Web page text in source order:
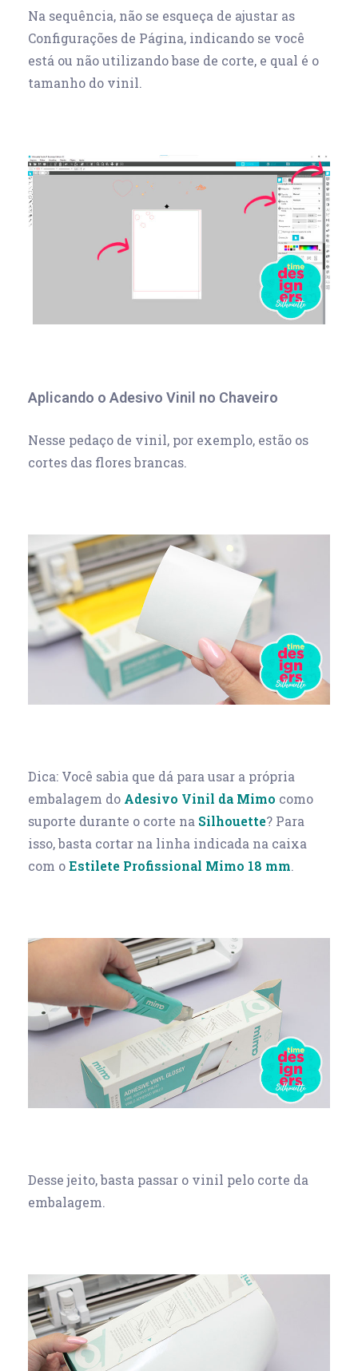
Na sequência, não se esqueça de ajustar as
Configurações de Página, indicando se você
está ou não utilizando base de corte, e qual é o
tamanho do vinil.
Aplicando o Adesivo Vinil no Chaveiro
Nesse pedaço de vinil, por exemplo, estão os
cortes das flores brancas.
Dica: Você sabia que dá para usar a própria
embalagem do Adesivo Vinil da Mimo como
suporte durante o corte na Silhouette? Para
isso, basta cortar na linha indicada na caixa
com oEstilete Profissional Mimo 18 mm.
Desse jeito, basta passar o vinil pelo corte da
embalagem.